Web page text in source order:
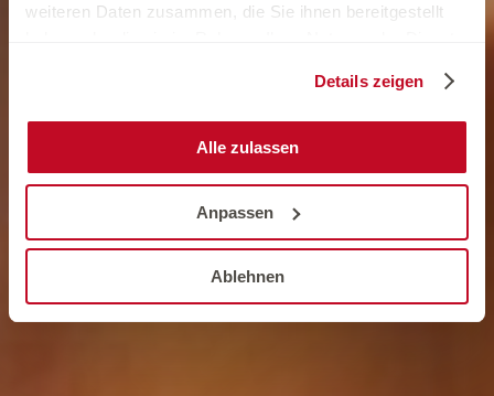
weiteren Daten zusammen, die Sie ihnen bereitgestellt
Details zeigen
Alle zulassen
Anpassen
Ablehnen